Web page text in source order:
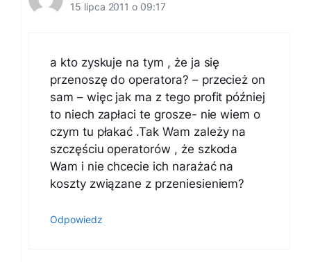
15 lipca 2011 o 09:17
a kto zyskuje na tym , że ja się
przenoszę do operatora? – przecież on
sam – więc jak ma z tego profit później
to niech zapłaci te grosze- nie wiem o
czym tu płakać .Tak Wam zależy na
szczęściu operatorów , że szkoda
Wam i nie chcecie ich narażać na
koszty związane z przeniesieniem?
Odpowiedz